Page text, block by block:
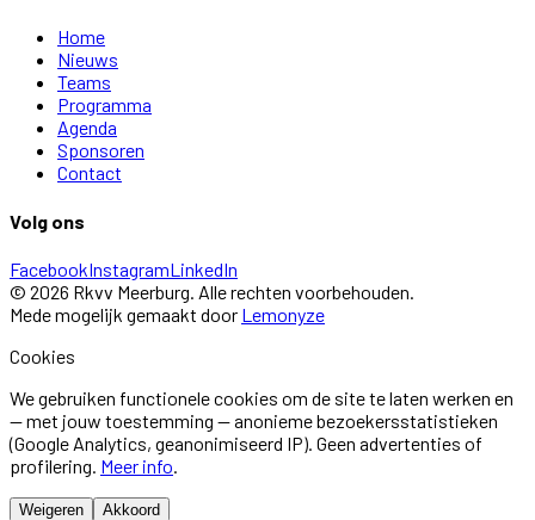
Home
Nieuws
Teams
Programma
Agenda
Sponsoren
Contact
Volg ons
FacebookInstagramLinkedIn
© 2026 Rkvv Meerburg. Alle rechten voorbehouden.
Mede mogelijk gemaakt door Lemonyze
Cookies
We gebruiken functionele cookies om de site te laten werken en
— met jouw toestemming — anonieme bezoekersstatistieken
(Google Analytics, geanonimiseerd IP). Geen advertenties of
profilering. Meer info.
Weigeren Akkoord